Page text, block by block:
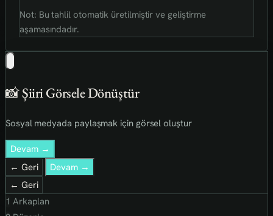
Not: Bu tahlil otomatik üretilmiştir ve geliştirme
aşamasındadır.
📸 Şiiri Görsele Dönüştür
Sosyal medyada paylaşmak için görsel oluştur
Devam →
← Geri
Devam →
← Geri
1 Arkaplan